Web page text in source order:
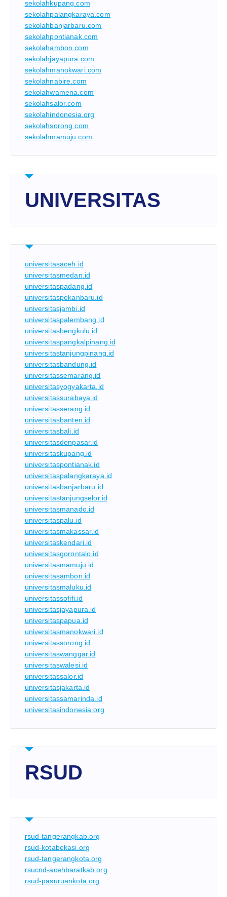
sekolahkupang.com
sekolahpalangkaraya.com
sekolahbanjarbaru.com
sekolahpontianak.com
sekolahambon.com
sekolahjayapura.com
sekolahmanokwari.com
sekolahnabire.com
sekolahwamena.com
sekolahsalor.com
sekolahindonesia.org
sekolahsorong.com
sekolahmamuju.com
UNIVERSITAS
universitasaceh.id
universitasmedan.id
universitaspadang.id
universitaspekanbaru.id
universitasjambi.id
universitaspalembang.id
universitasbengkulu.id
universitaspangkalpinang.id
universitastanjungpinang.id
universitasbandung.id
universitassemarang.id
universitasyogyakarta.id
universitassurabaya.id
universitasserang.id
universitasbanten.id
universitasbali.id
universitasdenpasar.id
universitaskupang.id
universitaspontianak.id
universitaspalangkaraya.id
universitasbanjarbaru.id
universitastanjungselor.id
universitasmanado.id
universitaspalu.id
universitasmakassar.id
universitaskendari.id
universitasgorontalo.id
universitasmamuju.id
universitasambon.id
universitasmaluku.id
universitassofifi.id
universitasjayapura.id
universitaspapua.id
universitasmanokwari.id
universitassorong.id
universitaswanggar.id
universitaswalesi.id
universitassalor.id
universitasjakarta.id
universitassamarinda.id
universitasindonesia.org
RSUD
rsud-tangerangkab.org
rsud-kotabekasi.org
rsud-tangerangkota.org
rsucnd-acehbaratkab.org
rsud-pasuruankota.org